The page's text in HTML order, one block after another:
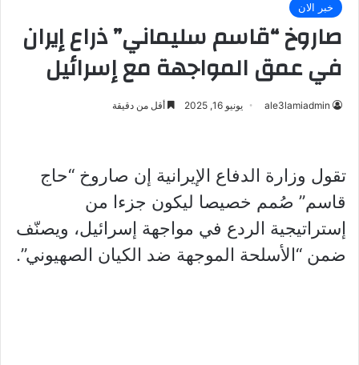
خبر الان
صاروخ “قاسم سليماني” ذراع إيران
في عمق المواجهة مع إسرائيل
ale3lamiadmin يونيو 16, 2025 أقل من دقيقة
تقول وزارة الدفاع الإيرانية إن صاروخ “حاج
قاسم” صُمم خصيصا ليكون جزءا من
إستراتيجية الردع في مواجهة إسرائيل، ويصنّف
ضمن “الأسلحة الموجهة ضد الكيان الصهيوني”.